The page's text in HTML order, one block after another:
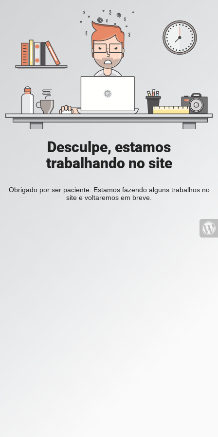
Desculpe, estamos
trabalhando no site
Obrigado por ser paciente. Estamos fazendo alguns trabalhos no
site e voltaremos em breve.